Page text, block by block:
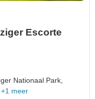
Escorte
Nationaal Park,
+1 meer